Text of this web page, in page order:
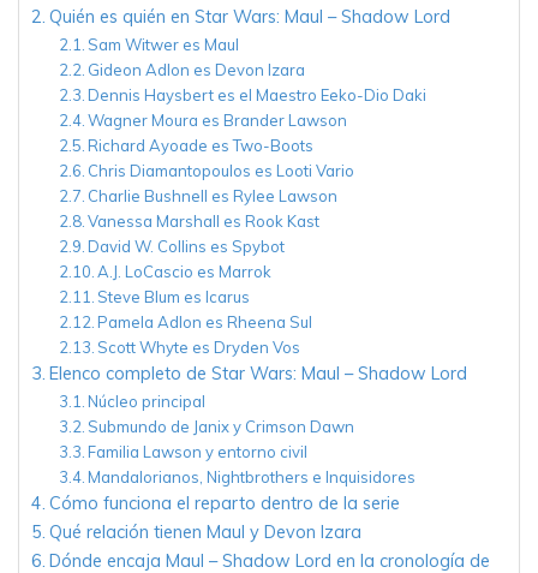
Quién es quién en Star Wars: Maul – Shadow Lord
Sam Witwer es Maul
Gideon Adlon es Devon Izara
Dennis Haysbert es el Maestro Eeko-Dio Daki
Wagner Moura es Brander Lawson
Richard Ayoade es Two-Boots
Chris Diamantopoulos es Looti Vario
Charlie Bushnell es Rylee Lawson
Vanessa Marshall es Rook Kast
David W. Collins es Spybot
A.J. LoCascio es Marrok
Steve Blum es Icarus
Pamela Adlon es Rheena Sul
Scott Whyte es Dryden Vos
Elenco completo de Star Wars: Maul – Shadow Lord
Núcleo principal
Submundo de Janix y Crimson Dawn
Familia Lawson y entorno civil
Mandalorianos, Nightbrothers e Inquisidores
Cómo funciona el reparto dentro de la serie
Qué relación tienen Maul y Devon Izara
Dónde encaja Maul – Shadow Lord en la cronología de